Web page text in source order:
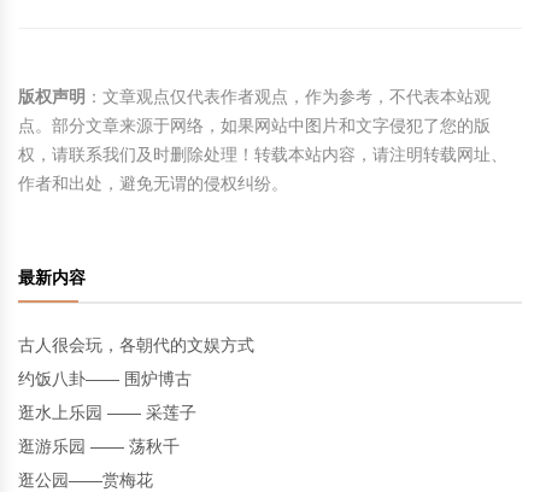
版权声明 ：文章观点仅代表作者观点，作为参考，不代表本站观
点。部分文章来源于网络，如果网站中图片和文字侵犯了您的版
权，请联系我们及时删除处理！转载本站内容，请注明转载网址、
作者和出处，避免无谓的侵权纠纷。
最新内容
古人很会玩，各朝代的文娱方式
约饭八卦—— 围炉博古
逛水上乐园 —— 采莲子
逛游乐园 —— 荡秋千
逛公园——赏梅花